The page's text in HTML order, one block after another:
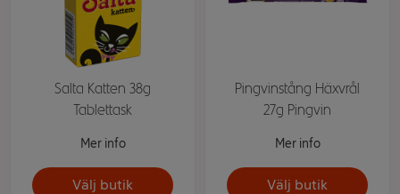
Salta Katten 38g
Tablettask
Mer info
Välj butik
Pingvinstång Häxvrål
27g Pingvin
Mer info
Välj butik